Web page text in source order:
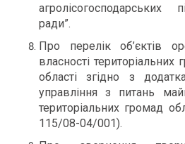
агролісогосподарських
ради”.
Про перелік об’єктів
власності
області згідно з
управління з питань
територіальних громад
115/08-04/001).